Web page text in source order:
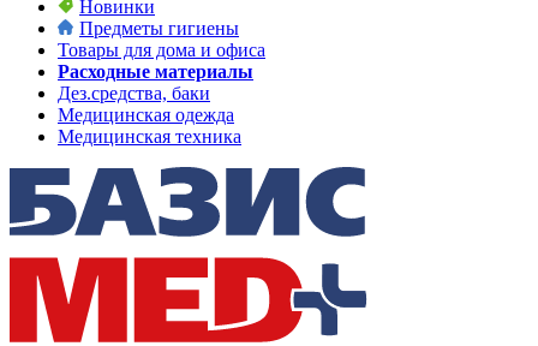
Новинки
Предметы гигиены
Товары для дома и офиса
Расходные материалы
Дез.средства, баки
Медицинская одежда
Медицинская техника